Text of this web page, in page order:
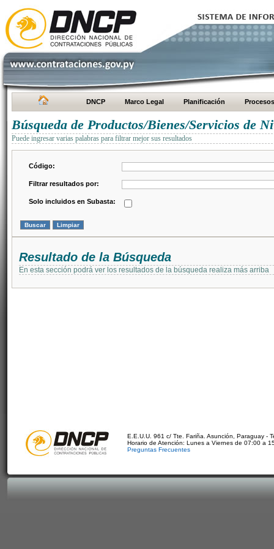
DNCP Marco Legal Planificación Procesos
Búsqueda de Productos/Bienes/Servicios de
Puede ingresar varias palabras para filtrar mejor sus resultados
Código:
Filtrar resultados por:
Solo incluidos en Subasta:
Resultado de la Búsqueda
En esta sección podrá ver los resultados de la búsqueda realiza más arriba
E.E.U.U. 961 c/ Tte. Fariña. Asunción, Paraguay -
Horario de Atención: Lunes a Viernes de 07:00 a
Preguntas Frecuentes